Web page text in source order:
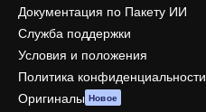
Документация по Пакету ИИ
Служба поддержки
Условия и положения
Политика конфиденциальности
Оригиналы Новое